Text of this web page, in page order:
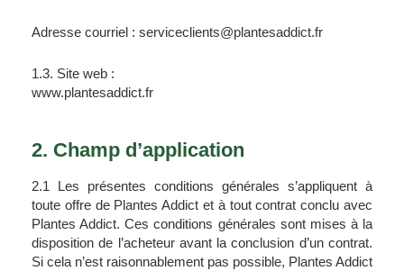
Adresse courriel : serviceclients@plantesaddict.fr
1.3. Site web :
www.plantesaddict.fr
2. Champ d’application
2.1 Les présentes conditions générales s’appliquent à
toute offre de Plantes Addict et à tout contrat conclu avec
Plantes Addict. Ces conditions générales sont mises à la
disposition de l’acheteur avant la conclusion d’un contrat.
Si cela n’est raisonnablement pas possible, Plantes Addict